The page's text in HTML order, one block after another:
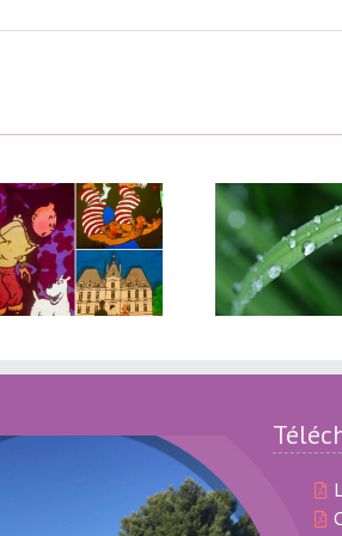
Que faire en cas de
pluie ?